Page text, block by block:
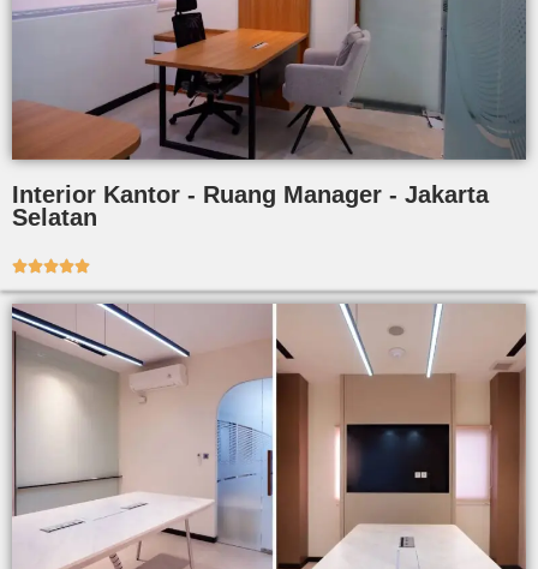
Interior Kantor - Ruang Manager - Jakarta
Selatan
